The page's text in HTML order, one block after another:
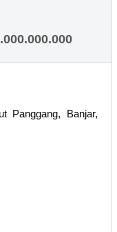
Panggang, Banjar,